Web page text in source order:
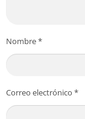
Nombre*
Correo electrónico *